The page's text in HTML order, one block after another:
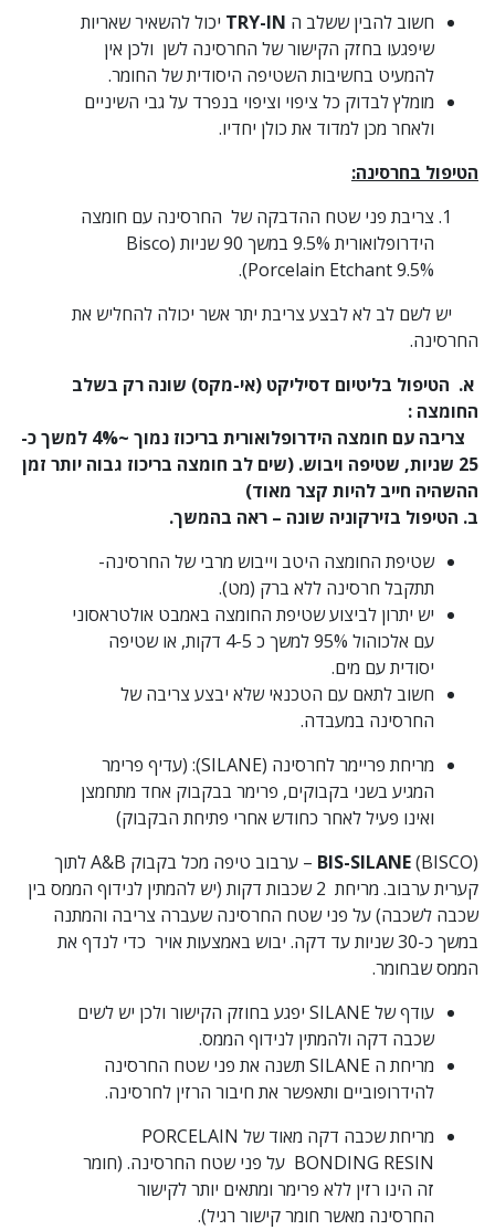
חשוב להבין ששלב ה TRY-IN יכול להשאיר שאריות
שיפגעו בחזק הקישור של החרסינה לשן ולכן אין
להמעיט בחשיבות השטיפה היסודית של החומר.
מומלץ לבדוק כל ציפוי וציפוי בנפרד על גבי השיניים
ולאחר מכן למדוד את כולן יחדיו.
הטיפול בחרסינה:
צריבת פני שטח ההדבקה של החרסינה עם חומצה
הידרופלואורית 9.5% במשך 90 שניות (Bisco
Porcelain Etchant 9.5%).
יש לשם לב לא לבצע צריבת יתר אשר יכולה להחליש את
החרסינה.
א. הטיפול בליטיום דסיליקט (אי-מקס) שונה רק בשלב
החומצה :
צריבה עם חומצה הידרופלואורית בריכוז נמוך ~4% למשך כ-
25 שניות, שטיפה ויבוש. (שים לב חומצה בריכוז גבוה יותר זמן
ההשהיה חייב להיות קצר מאוד)
ב. הטיפול בזירקוניה שונה – ראה בהמשך.
שטיפת החומצה היטב וייבוש מרבי של החרסינה-
תתקבל חרסינה ללא ברק (מט).
יש יתרון לביצוע שטיפת החומצה באמבט אולטראסוני
עם אלכוהול 95% למשך כ 4-5 דקות, או שטיפה
יסודית עם מים.
חשוב לתאם עם הטכנאי שלא יבצע צריבה של
החרסינה במעבדה.
מריחת פריימר לחרסינה (SILANE): (עדיף פרימר
המגיע בשני בקבוקים, פרימר בבקבוק אחד מתחמצן
ואינו פעיל לאחר כחודש אחרי פתיחת הבקבוק)
BIS-SILANE
(BISCO) – ערבוב טיפה מכל בקבוק A&B לתוך
קערית ערבוב. מריחת 2 שכבות דקות (יש להמתין לנידוף הממס בין
שכבה לשכבה) על פני שטח החרסינה שעברה צריבה והמתנה
במשך כ-30 שניות עד דקה. יבוש באמצעות אויר כדי לנדף את
הממס שבחומר.
עודף של SILANE יפגע בחוזק הקישור ולכן יש לשים
שכבה דקה ולהמתין לנידוף הממס.
מריחת ה SILANE תשנה את פני שטח החרסינה
להידרופוביים ותאפשר את חיבור הרזין לחרסינה.
מריחת שכבה דקה מאוד של PORCELAIN
BONDING RESIN על פני שטח החרסינה. (חומר
זה הינו רזין ללא פרימר ומתאים יותר לקישור
החרסינה מאשר חומר קישור רגיל).